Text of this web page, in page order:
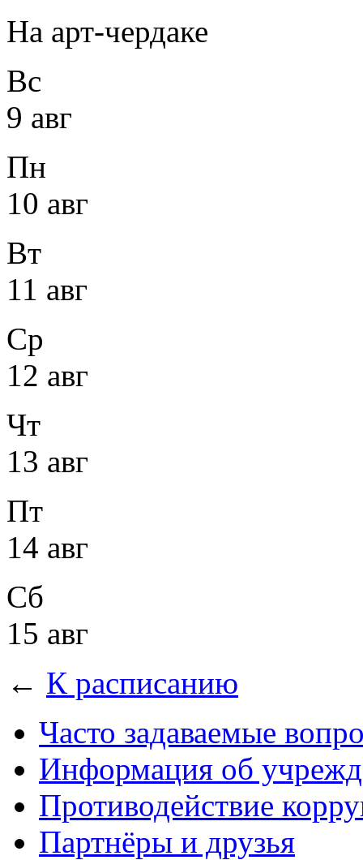
На арт-чердаке
Вс
9 авг
Пн
10 авг
Вт
11 авг
Ср
12 авг
Чт
13 авг
Пт
14 авг
Сб
15 авг
← К расписанию
Часто задаваемые
Информация об
Противодействие
Партнёры и друзья